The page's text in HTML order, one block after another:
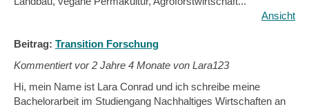
Ansicht
Beitrag: Transition Forschung
Kommentiert vor2 Jahre 4 Monate von Lara123
Hi, mein Name ist Lara Conrad und ich schreibe meine
Bachelorarbeit im Studiengang Nachhaltiges Wirtschaften an